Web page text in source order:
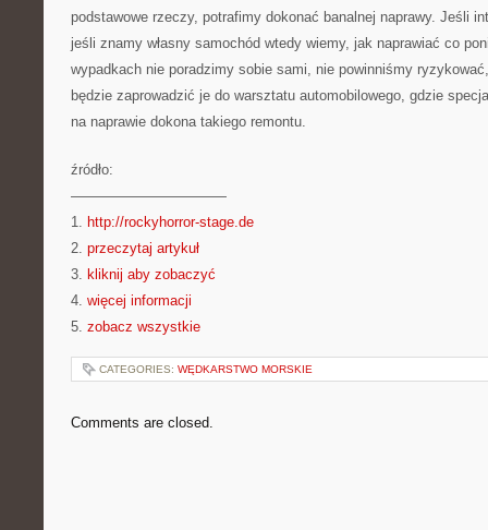
podstawowe rzeczy, potrafimy dokonać banalnej naprawy. Jeśli
jeśli znamy własny samochód wtedy wiemy, jak naprawiać co
wypadkach nie poradzimy sobie sami, nie powinniśmy
będzie zaprowadzić je do warsztatu automobilowego, gdzie
na naprawie dokona takiego remontu.
źródło:
———————————
1. http://rockyhorror-stage.de
2. przeczytaj artykuł
3. kliknij aby zobaczyć
4. więcej informacji
5. zobacz wszystkie
CATEGORIES: WĘDKARSTWO MORSKIE
Comments are closed.